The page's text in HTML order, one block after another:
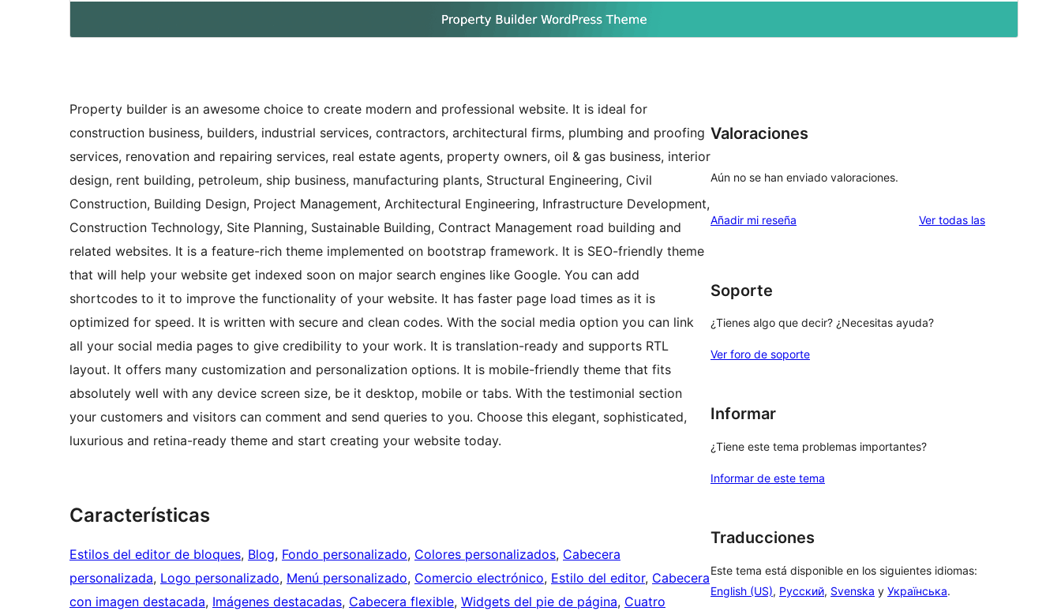
Property builder is an awesome choice to create modern and professional website. It is ideal for
construction business, builders, industrial services, contractors, architectural firms, plumbing and proofing
services, renovation and repairing services, real estate agents, property owners, oil & gas business, interior
design, rent building, petroleum, ship business, manufacturing plants, Structural Engineering, Civil
Construction, Building Design, Project Management, Architectural Engineering, Infrastructure Development,
Construction Technology, Site Planning, Sustainable Building, Contract Management road building and
related websites. It is a feature-rich theme implemented on bootstrap framework. It is SEO-friendly theme
that will help your website get indexed soon on major search engines like Google. You can add
shortcodes to it to improve the functionality of your website. It has faster page load times as it is
optimized for speed. It is written with secure and clean codes. With the social media option you can link
all your social media pages to give credibility to your work. It is translation-ready and supports RTL
layout. It offers many customization and personalization options. It is mobile-friendly theme that fits
absolutely well with any device screen size, be it desktop, mobile or tabs. With the testimonial section
your customers and visitors can comment and send queries to you. Choose this elegant, sophisticated,
luxurious and retina-ready theme and start creating your website today.
Características
Estilos del editor de bloques, Blog, Fondo personalizado, Colores personalizados, Cabecera
personalizada, Logo personalizado, Menú personalizado, Comercio electrónico, Estilo del editor, Cabecera
con imagen destacada, Imágenes destacadas, Cabecera flexible, Widgets del pie de página, Cuatro
Valoraciones
Aún no se han enviado valoraciones.
Añadir mi reseña Ver todas lasvaloraciones
Soporte
¿Tienes algo que decir? ¿Necesitas ayuda?
Ver foro de soporte
Informar
¿Tiene este tema problemas importantes?
Informar de este tema
Traducciones
Este tema está disponible en los siguientes idiomas:
English (US), Русский, Svenska y Українська.